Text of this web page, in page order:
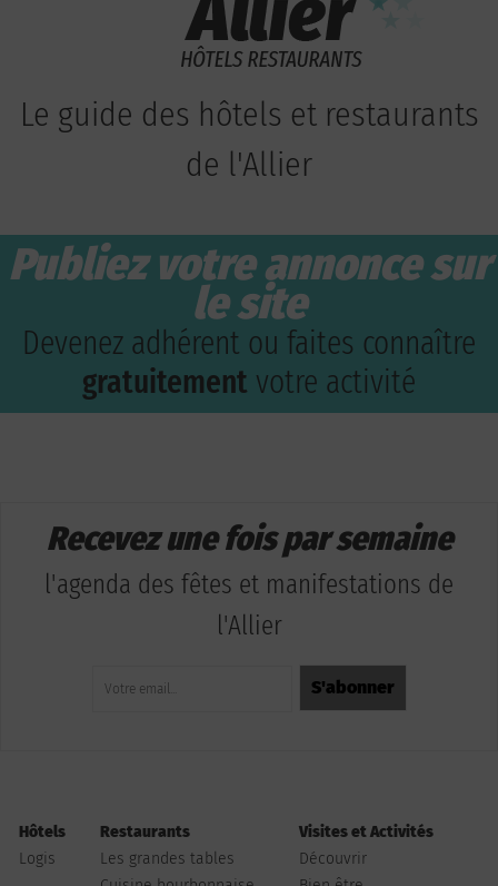
Le guide des hôtels et restaurants
de l'Allier
Publiez votre annonce sur
le site
Devenez adhérent ou faites connaître
gratuitement votre activité
Recevez une fois par semaine
l'agenda des fêtes et manifestations de
l'Allier
Hôtels
Logis
Restaurants
Les grandes tables
Visites et Activités
Découvrir